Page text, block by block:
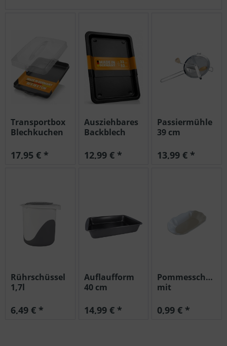
Transportbox
Blechkuchen
17,95 € *
Ausziehbares
Backblech
12,99 € *
Passiermühle
39 cm
13,99 € *
Rührschüssel
1,7l
6,49 € *
Auflaufform
40 cm
14,99 € *
Pommesschale
mit
EUROHOME®
0,99 € *